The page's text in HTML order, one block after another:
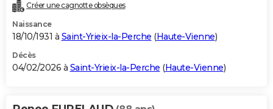
Destinations
City break
Voyage nature
Voyage de noces
Forum
Climat
+PHOTO
GUIDES D'ACHAT
BONS PLANS
Créer une cagnotte obsèques
Naissance
18/10/1931 à Saint-Yrieix-la-Perche (Haute-Vienne)
Décès
04/02/2026 à Saint-Yrieix-la-Perche (Haute-Vienne)